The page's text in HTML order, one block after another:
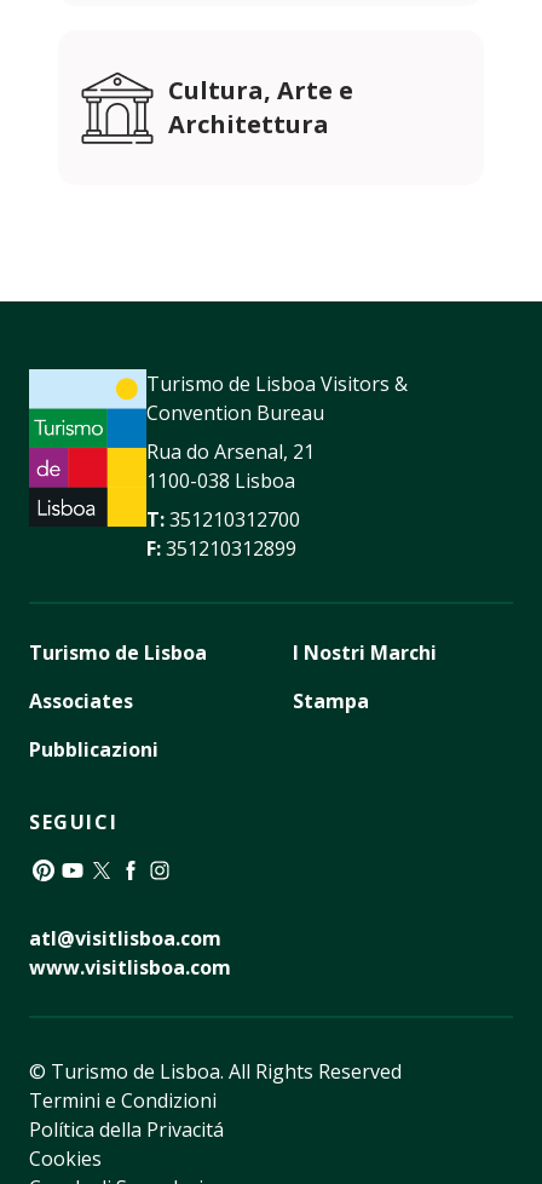
Cultura, Arte e
Architettura
Turismo de Lisboa Visitors &
Convention Bureau
Rua do Arsenal, 21
1100-038 Lisboa
T:351210312700
F:351210312899
Turismo de Lisboa
Associates
Pubblicazioni
I Nostri Marchi
Stampa
SEGUICI
atl@visitlisboa.com
www.visitlisboa.com
© Turismo de Lisboa. All Rights Reserved
Termini e Condizioni
Política della Privacitá
Cookies